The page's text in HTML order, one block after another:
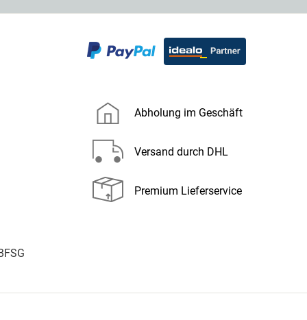
Abholung im Geschäft
Versand durch DHL
Premium Lieferservice